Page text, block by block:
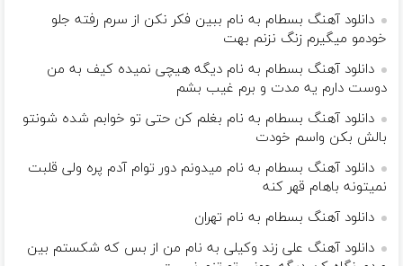
دانلود آهنگ بسطام به نام ببین فکر نکن از سرم رفته جلو
خودمو میگیرم زنگ نزنم بهت
دانلود آهنگ بسطام به نام دیگه هیچی نمیده کیف به من
دوست دارم یه مدت و برم غیب بشم
دانلود آهنگ بسطام به نام بغلم کن حتی تو خوابم شده شونتو
بالش بکن واسم خودت
دانلود آهنگ بسطام به نام میدونم دور توام آدم پره ولی قلبت
نمیتونه باهام قهر کنه
دانلود آهنگ بسطام به نام تهران
دانلود آهنگ علی زند وکیلی به نام من از بس كه شكستم بین